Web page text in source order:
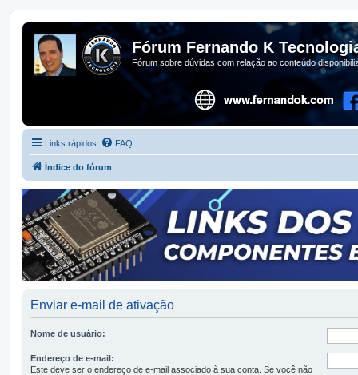
Fórum Fernando K
Fórum sobre dúvidas com relação ao conteúdo
Links rápidos FAQ
Índice do fórum
Enviar e-mail de ativação
Nome de usuário:
Endereço de e-mail:
Este deve ser o endereço de e-mail associado à sua conta. Se você não